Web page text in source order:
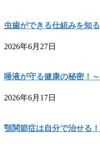
虫歯ができる仕組みを知る
2026年6月27日
唾液が守る健康の秘密！
2026年6月17日
顎関節症は自分で治せる！